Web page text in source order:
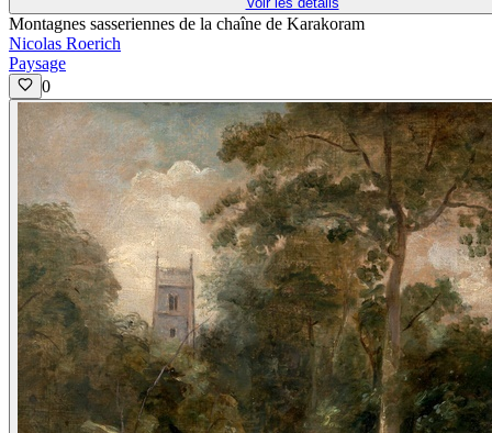
Montagnes sasseriennes de la chaîne de Karakoram
Nicolas Roerich
Paysage
0